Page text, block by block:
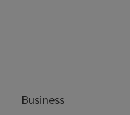
Business